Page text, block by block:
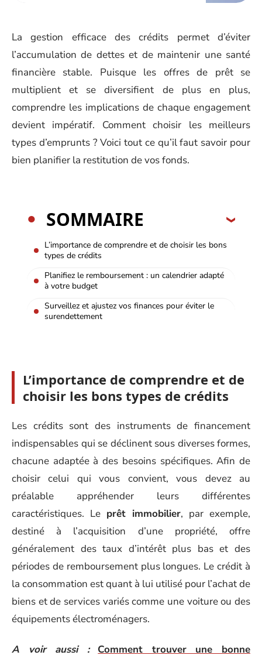
La gestion efficace des crédits permet d’éviter
l’accumulation de dettes et de maintenir une santé
financière stable. Puisque les offres de prêt se
multiplient et se diversifient de plus en plus,
comprendre les implications de chaque engagement
devient impératif. Comment choisir les meilleurs
types d’emprunts ? Voici tout ce qu’il faut savoir pour
bien planifier la restitution de vos fonds.
SOMMAIRE
L’importance de comprendre et de choisir les bons
types de crédits
Planifiez le remboursement : un calendrier adapté
à votre budget
Surveillez et ajustez vos finances pour éviter le
surendettement
L’importance de comprendre et de
choisir les bons types de crédits
Les crédits sont des instruments de financement
indispensables qui se déclinent sous diverses formes,
chacune adaptée à des besoins spécifiques. Afin de
choisir celui qui vous convient, vous devez au
préalable appréhender leurs différentes
caractéristiques. Le prêt immobilier, par exemple,
destiné à l’acquisition d’une propriété, offre
généralement des taux d’intérêt plus bas et des
périodes de remboursement plus longues. Le crédit à
la consommation est quant à lui utilisé pour l’achat de
biens et de services variés comme une voiture ou des
équipements électroménagers.
A voir aussi :
Comment trouver une bonne